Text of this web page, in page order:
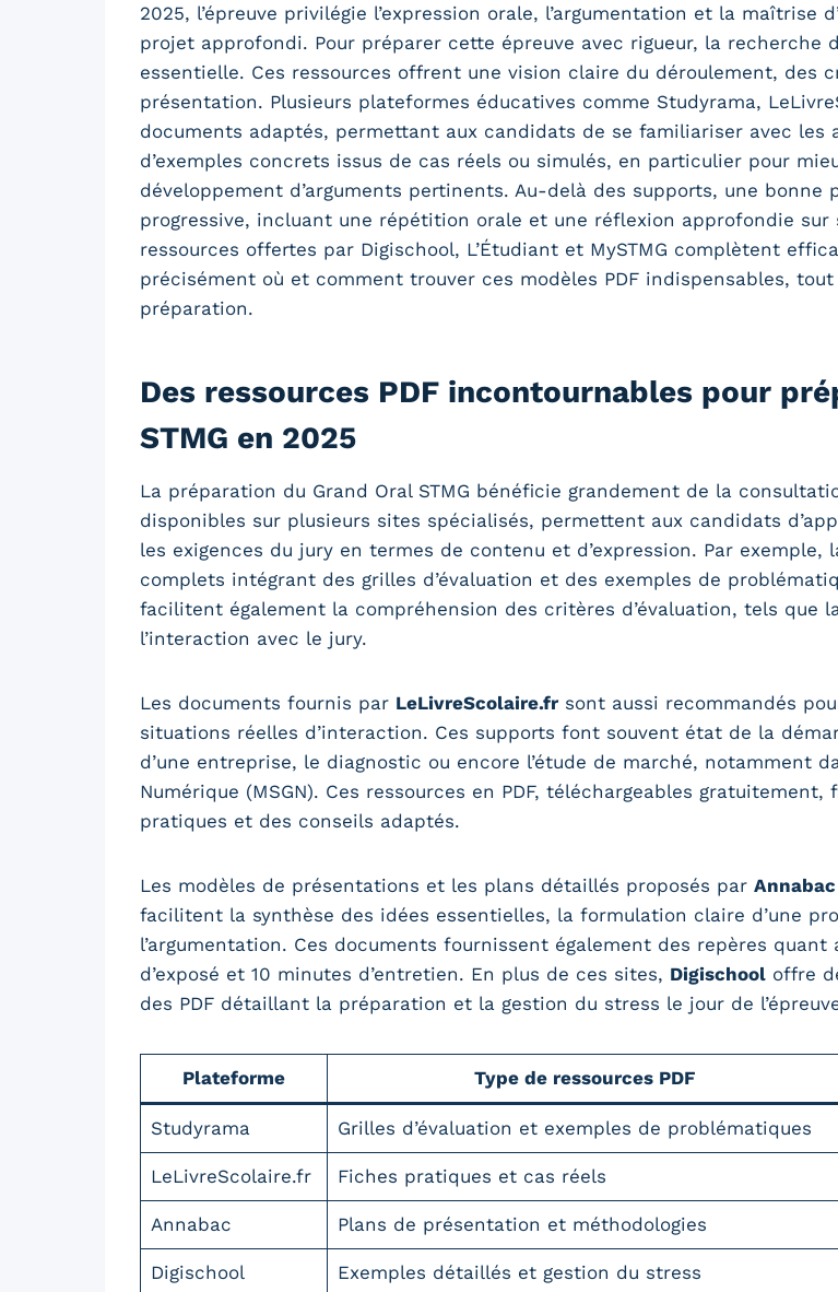
2025, l’épreuve privilégie l’expression orale, l’argumentation et la maîtrise
projet approfondi. Pour préparer cette épreuve avec rigueur, la recherche
essentielle. Ces ressources offrent une vision claire du déroulement, des
présentation. Plusieurs plateformes éducatives comme Studyrama,
documents adaptés, permettant aux candidats de se familiariser avec
d’exemples concrets issus de cas réels ou simulés, en particulier pour
développement d’arguments pertinents. Au-delà des supports, une
progressive, incluant une répétition orale et une réflexion approfondie sur
ressources offertes par Digischool, L’Étudiant et MySTMG complètent
précisément où et comment trouver ces modèles PDF indispensables,
préparation.
Des ressources PDF incontournables pour
STMG en 2025
La préparation du Grand Oral STMG bénéficie grandement de la
disponibles sur plusieurs sites spécialisés, permettent aux candidats
les exigences du jury en termes de contenu et d’expression. Par exemple,
complets intégrant des grilles d’évaluation et des exemples de
facilitent également la compréhension des critères d’évaluation, tels que
l’interaction avec le jury.
Les documents fournis par LeLivreScolaire.fr sont aussi recommandés
situations réelles d’interaction. Ces supports font souvent état de la
d’une entreprise, le diagnostic ou encore l’étude de marché, notamment
Numérique (MSGN). Ces ressources en PDF, téléchargeables
pratiques et des conseils adaptés.
Les modèles de présentations et les plans détaillés proposés par Annabac
facilitent la synthèse des idées essentielles, la formulation claire d’une
l’argumentation. Ces documents fournissent également des repères
d’exposé et 10 minutes d’entretien. En plus de ces sites, Digischool offre
des PDF détaillant la préparation et la gestion du stress le jour de
Plateforme Type de ressources PDF
Studyrama Grilles d’évaluation et exemples de problématiques
LeLivreScolaire.fr Fiches pratiques et cas réels
Annabac Plans de présentation et méthodologies
Digischool Exemples détaillés et gestion du stress